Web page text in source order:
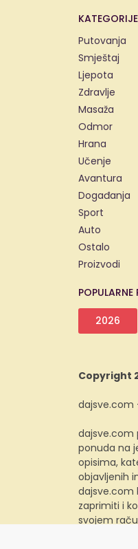
KATEGORIJE
Putovanja
Smještaj
Ljepota
Zdravlje
Masaža
Odmor
Hrana
Učenje
Avantura
Događanja
Sport
Auto
Ostalo
Proizvodi
POPULARNE
2026
Copyright
dajsve.com
dajsve.com
ponuda na
opisima,
objavljenih
dajsve.com
zaprimiti i
svojem